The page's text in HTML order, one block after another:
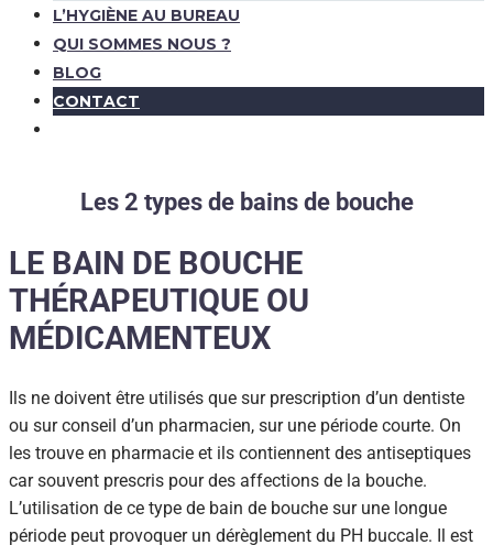
L’HYGIÈNE AU BUREAU
QUI SOMMES NOUS ?
BLOG
CONTACT
Les 2 types de bains de bouche
LE BAIN DE BOUCHE
THÉRAPEUTIQUE OU
MÉDICAMENTEUX
Ils ne doivent être utilisés que sur prescription d’un dentiste
ou sur conseil d’un pharmacien, sur une période courte. On
les trouve en pharmacie et ils contiennent des antiseptiques
car souvent prescris pour des affections de la bouche.
L’utilisation de ce type de bain de bouche sur une longue
période peut provoquer un dérèglement du PH buccale. Il est